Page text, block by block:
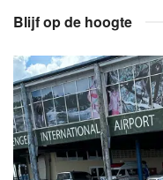
Blijf op de hoogte